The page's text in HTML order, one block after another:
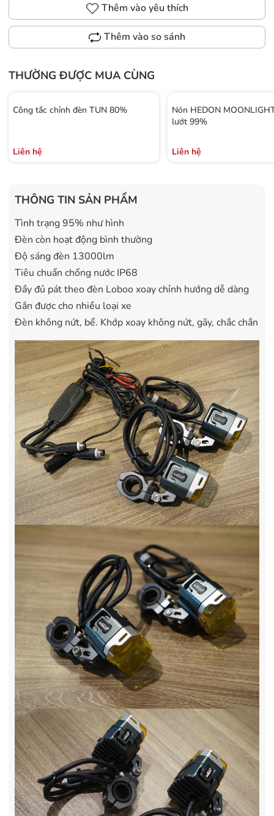
Thêm vào yêu thích
Thêm vào so sánh
THƯỜNG ĐƯỢC MUA CÙNG
Công tắc chỉnh đèn TUN 80%
Liên hệ
Nón HEDON
lướt 99%
Liên hệ
THÔNG TIN SẢN PHẨM
Tình trạng 95% như hình
Đèn còn hoạt động bình thường
Độ sáng đèn 13000lm
Tiêu chuẩn chống nước IP68
Đầy đủ pát theo đèn Loboo xoay chỉnh hướng dễ dàng
Gắn được cho nhiều loại xe
Đèn không nứt, bể. Khớp xoay không nứt, gãy, chắc chắn